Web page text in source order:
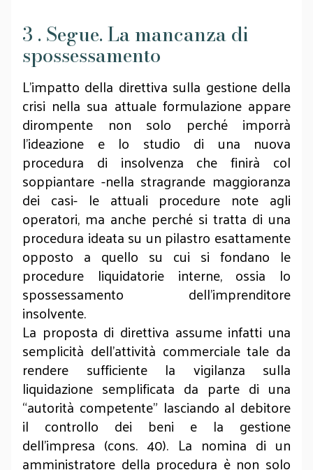
3 . Segue. La mancanza di
spossessamento
L’impatto della direttiva sulla gestione della
crisi nella sua attuale formulazione appare
dirompente non solo perché imporrà
l’ideazione e lo studio di una nuova
procedura di insolvenza che finirà col
soppiantare -nella stragrande maggioranza
dei casi- le attuali procedure note agli
operatori, ma anche perché si tratta di una
procedura ideata su un pilastro esattamente
opposto a quello su cui si fondano le
procedure liquidatorie interne, ossia lo
spossessamento dell’imprenditore
insolvente.
La proposta di direttiva assume infatti una
semplicità dell’attività commerciale tale da
rendere sufficiente la vigilanza sulla
liquidazione semplificata da parte di una
“autorità competente” lasciando al debitore
il controllo dei beni e la gestione
dell’impresa (cons. 40). La nomina di un
amministratore della procedura è non solo